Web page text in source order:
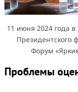
11 июня 2024 года
Президентского
Форум
Проблемы